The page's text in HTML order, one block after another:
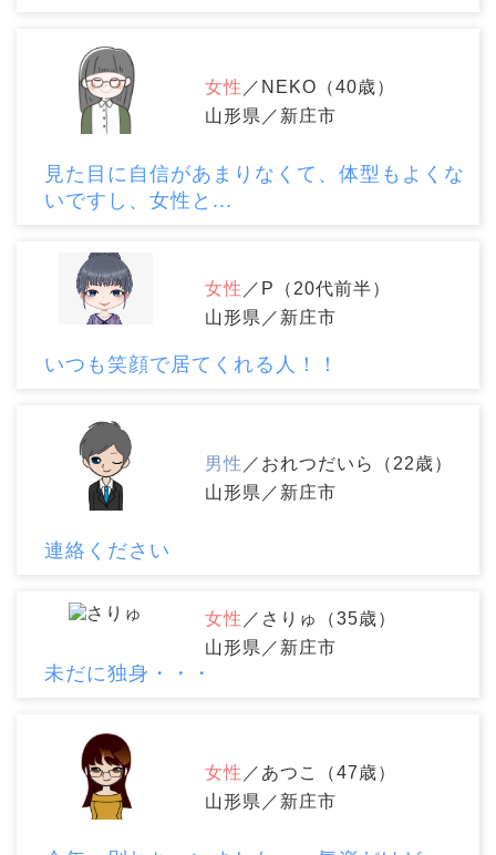
女性 ／NEKO（40歳）
山形県／新庄市
見た目に自信があまりなくて、体型もよくな
いですし、女性と...
女性 ／P（20代前半）
山形県／新庄市
いつも笑顔で居てくれる人！！
男性 ／おれつだいら（22歳）
山形県／新庄市
連絡ください
女性 ／さりゅ（35歳）
山形県／新庄市
未だに独身・・・
女性 ／あつこ（47歳）
山形県／新庄市